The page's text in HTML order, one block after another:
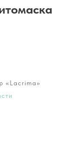
«Lacrima»